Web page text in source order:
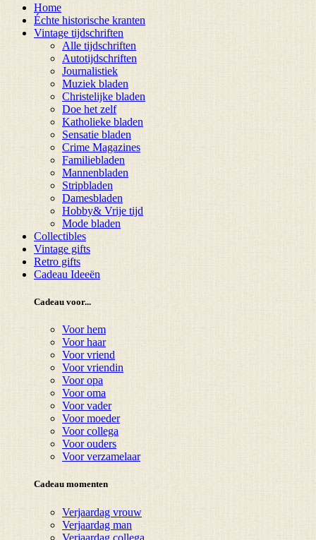
Home
Échte historische kranten
Vintage tijdschriften
Alle tijdschriften
Autotijdschriften
Journalistiek
Muziek bladen
Christelijke bladen
Doe het zelf
Katholieke bladen
Sensatie bladen
Crime Magazines
Familiebladen
Mannenbladen
Stripbladen
Damesbladen
Hobby& Vrije tijd
Mode bladen
Collectibles
Vintage gifts
Retro gifts
Cadeau Ideeën
Cadeau voor...
Voor hem
Voor haar
Voor vriend
Voor vriendin
Voor opa
Voor oma
Voor vader
Voor moeder
Voor collega
Voor ouders
Voor verzamelaar
Cadeau momenten
Verjaardag vrouw
Verjaardag man
Verjaardag collega